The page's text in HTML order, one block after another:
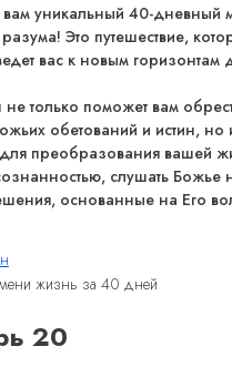
вам уникальный 40-дневный
Это путешествие,
вас к новым горизонтам
не только поможет вам
обетований и истин, но
преобразования вашей
слушать Божье
основанные на Его
20